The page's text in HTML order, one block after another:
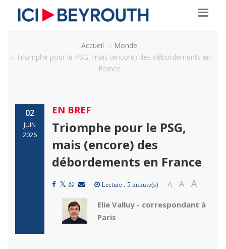
Accueil
Monde
Triomphe pour le PSG, mais (encore) des débordements en
France
02
JUIN
2026
EN BREF
Triomphe pour le PSG,
mais (encore) des
débordements en France
Lecture : 5 minute(s) A A A
Elie Valluy - correspondant à
Paris